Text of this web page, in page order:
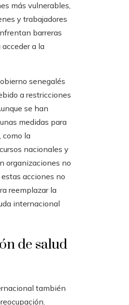
más vulnerables,
y trabajadores
barreras
a la
senegalés
a restricciones
se han
medidas para
como la
nacionales y
organizaciones no
acciones no
reemplazar la
internacional
de salud
también